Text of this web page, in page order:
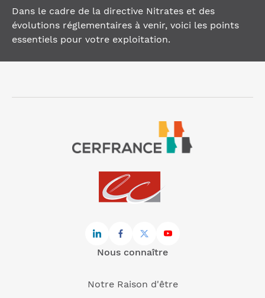
Dans le cadre de la directive Nitrates et des
évolutions réglementaires à venir, voici les points
essentiels pour votre exploitation.
Nous connaître
Notre Raison d'être